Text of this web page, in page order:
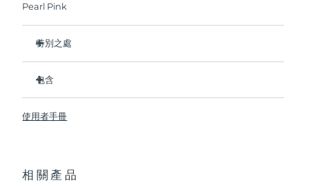
Pearl Pink
特別之處
熱能科技幫助面膜中的成分深入肌膚。
T-Sonic
包含
USB 充電線
2年質保 (西班牙：3年質保)
使用者手冊
相關產品
阿拉伯聯合大公國
英國
美國
越南